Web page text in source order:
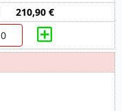
210,90 €